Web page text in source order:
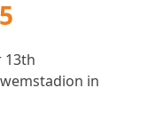
13th
in